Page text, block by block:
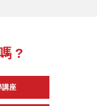
?
講座